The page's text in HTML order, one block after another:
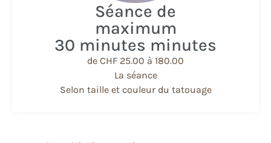
Séance de
maximum
30 minutes minutes
de CHF 25.00 à 180.00
La séance
Selon taille et couleur du tatouage